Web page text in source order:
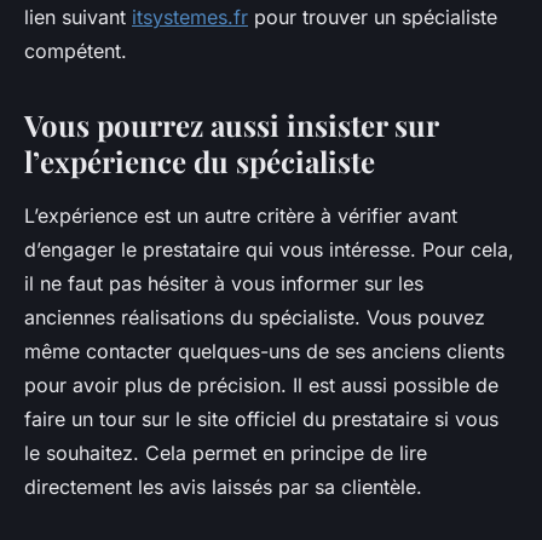
lien suivant itsystemes.fr pour trouver un spécialiste
compétent.
Vous pourrez aussi insister sur
l’expérience du spécialiste
L’expérience est un autre critère à vérifier avant
d’engager le prestataire qui vous intéresse. Pour cela,
il ne faut pas hésiter à vous informer sur les
anciennes réalisations du spécialiste. Vous pouvez
même contacter quelques-uns de ses anciens clients
pour avoir plus de précision. Il est aussi possible de
faire un tour sur le site officiel du prestataire si vous
le souhaitez. Cela permet en principe de lire
directement les avis laissés par sa clientèle.